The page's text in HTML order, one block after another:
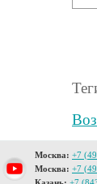
Москва: +7
Москва: +7